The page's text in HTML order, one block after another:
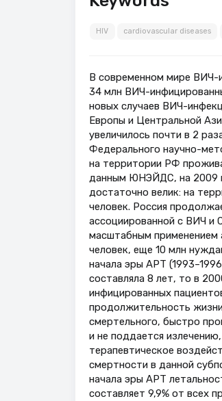
HIV cardiovascular diseases
В современном мире ВИЧ-
34 млн ВИЧ-
новых случаев ВИЧ-
Европы и Центральной
увеличилось почти в 2
Федерального научно-
на территории РФ
данным ЮНЭЙДС, на 2009
достаточно велик: на
человек. Россия
ассоциированной с ВИЧ и
масштабным применением
человек, еще 10 млн
начала эры АРТ
составляла 8 лет, то в
инфицированных
продолжительность
смертельного, быстро
и не поддается
терапевтическое
смертности в данной
начала эры АРТ
составляет 9,9% от всех